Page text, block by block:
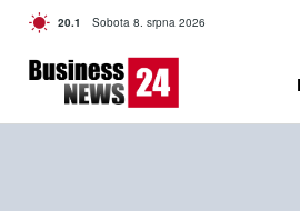
20.1 C Czech
Sobota 8. srpna 2026